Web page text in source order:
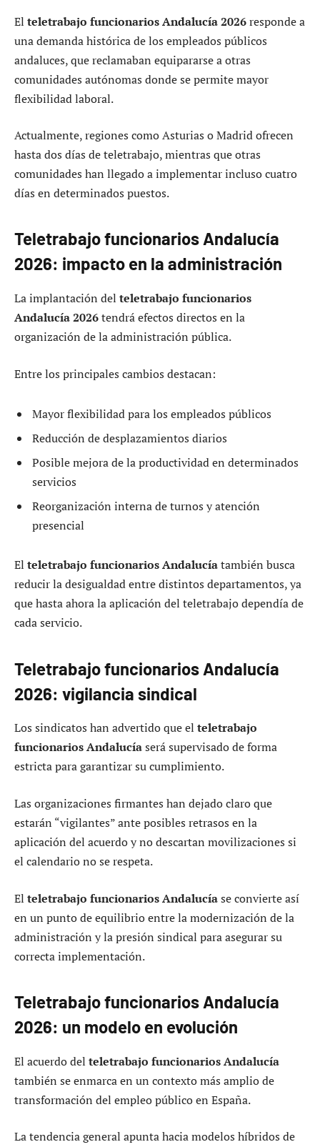
El teletrabajo funcionarios Andalucía 2026responde a
una demanda histórica de los empleados públicos
andaluces, que reclamaban equipararse a otras
comunidades autónomas donde se permite mayor
flexibilidad laboral.
Actualmente, regiones como Asturias o Madrid ofrecen
hasta dos días de teletrabajo, mientras que otras
comunidades han llegado a implementar incluso cuatro
días en determinados puestos.
Teletrabajo funcionarios Andalucía
2026: impacto en la administración
La implantación del teletrabajo funcionarios
Andalucía 2026tendrá efectos directos en la
organización de la administración pública.
Entre los principales cambios destacan:
Mayor flexibilidad para los empleados públicos
Reducción de desplazamientos diarios
Posible mejora de la productividad en determinados
servicios
Reorganización interna de turnos y atención
presencial
El teletrabajo funcionarios Andalucíatambién busca
reducir la desigualdad entre distintos departamentos, ya
que hasta ahora la aplicación del teletrabajo dependía de
cada servicio.
Teletrabajo funcionarios Andalucía
2026: vigilancia sindical
Los sindicatos han advertido que el teletrabajo
funcionarios Andalucíaserá supervisado de forma
estricta para garantizar su cumplimiento.
Las organizaciones firmantes han dejado claro que
estarán “vigilantes” ante posibles retrasos en la
aplicación del acuerdo y no descartan movilizaciones si
el calendario no se respeta.
El teletrabajo funcionarios Andalucíase convierte así
en un punto de equilibrio entre la modernización de la
administración y la presión sindical para asegurar su
correcta implementación.
Teletrabajo funcionarios Andalucía
2026: un modelo en evolución
El acuerdo del teletrabajo funcionarios Andalucía
también se enmarca en un contexto más amplio de
transformación del empleo público en España.
La tendencia general apunta hacia modelos híbridos de